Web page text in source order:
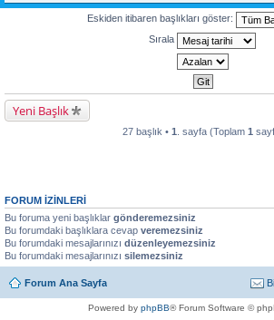
Eskiden itibaren başlıkları göster:
Sırala
Yeni Başlık
27 başlık • 1 . sayfa (Toplam 1
FORUM IZINLERI
Bu foruma yeni başlıklar gönderemezsiniz
Bu forumdaki başlıklara cevap veremezsiniz
Bu forumdaki mesajlarınızı düzenleyemezsiniz
Bu forumdaki mesajlarınızı silemezsiniz
Forum Ana Sayfa
Powered by phpBB® Forum Software ©